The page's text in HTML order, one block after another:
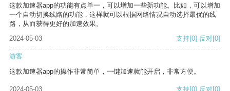
这款加速器app的功能有点单一，可以增加一些新功能。比如，可以增加
一个自动切换线路的功能，这样就可以根据网络情况自动选择最优的线
路，从而获得更好的加速效果。
2024-05-03
支持[0] 反对[0]
游客
这款加速器app的操作非常简单，一键加速就能开启，非常方便。
2024-05-03 支持[0] 反对[0]